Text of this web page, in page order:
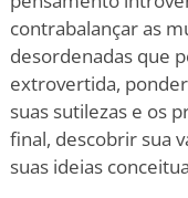
contrabalançar as
desordenadas que
extrovertida,
suas sutilezas e os
final, descobrir sua
suas ideias